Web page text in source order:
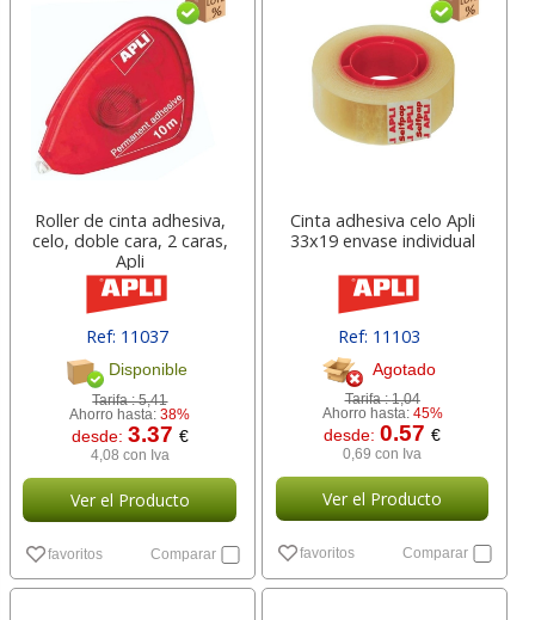
Roller de cinta adhesiva,
celo, doble cara, 2 caras,
Apli
Ref: 11037
Disponible
Tarifa :5,41
Ahorro hasta:38%
desde: 3.37 €
4,08 con Iva
Ver el Producto
favoritos Comparar
Cinta adhesiva celo Apli
33x19 envase individual
Ref: 11103
Agotado
Tarifa :1,04
Ahorro hasta: 45%
desde:0.57€
0,69 con Iva
Ver el Producto
favoritos Comparar